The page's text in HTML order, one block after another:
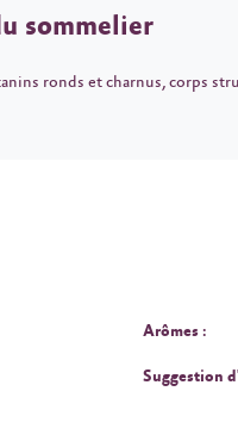
sommelier
ronds et charnus, corps
Arômes :
Suggestion